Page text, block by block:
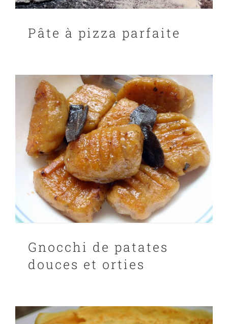
Pâte à pizza parfaite
Gnocchi de patates
douces et orties